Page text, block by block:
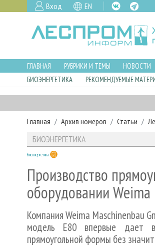
Вход EN
ГЛАВНАЯ РУБРИКИ И ТЕМЫ НОВОСТИ
БИОЭНЕРГЕТИКА
РЕКОМЕНДУЕМЫЕ
Главная Архив номеров Статьи
БИОЭНЕРГЕТИКА
Биоэнергетика
Производство
оборудовании Weima
Компания Weima Maschinenbau
модель Е80 впервые дает
прямоугольной формы без